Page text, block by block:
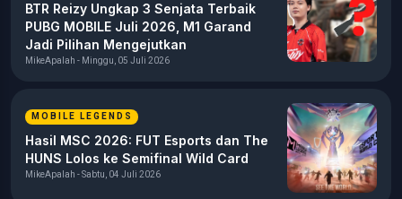
BTR Reizy Ungkap 3 Senjata Terbaik
PUBG MOBILE Juli 2026, M1 Garand
Jadi Pilihan Mengejutkan
MikeApalah - Minggu, 05 Juli 2026
MOBILE LEGENDS
Hasil MSC 2026: FUT Esports dan The
HUNS Lolos ke Semifinal Wild Card
MikeApalah - Sabtu, 04 Juli 2026